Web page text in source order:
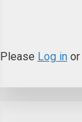
Please Log inor